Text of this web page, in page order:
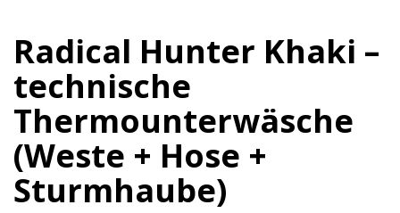
Radical Hunter Khaki –
technische
Thermounterwäsche
(Weste + Hose +
Sturmhaube)